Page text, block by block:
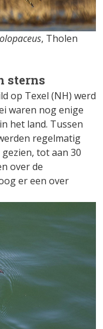
, Tholen
sterns
op Texel (NH) werd
waren nog enige
het land. Tussen
regelmatig
tot aan 30
over de
er een over